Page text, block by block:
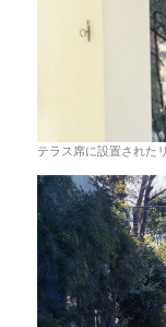
テラス席に設置された